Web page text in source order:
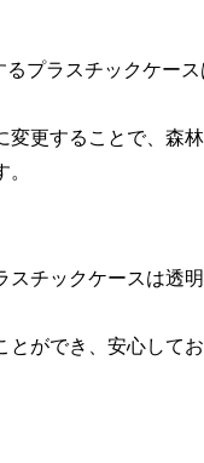
プラスチックケー
変更することで、森
スチックケースは透
とができ、安心して